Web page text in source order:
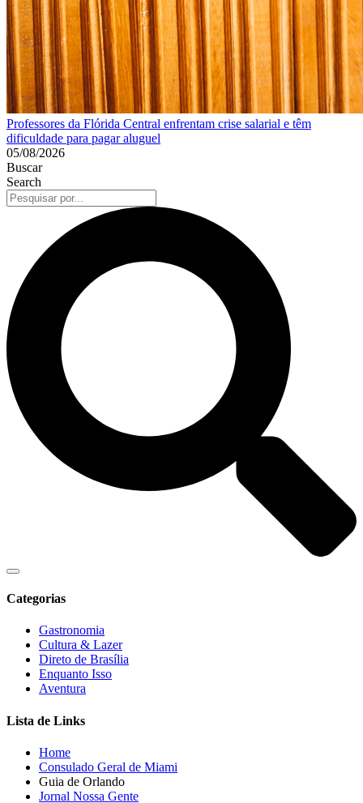
Professores da Flórida Central enfrentam crise salarial e têm
dificuldade para pagar aluguel
05/08/2026
Buscar
Search
Categorias
Gastronomia
Cultura & Lazer
Direto de Brasília
Enquanto Isso
Aventura
Lista de Links
Home
Consulado Geral de Miami
Guia de Orlando
Jornal Nossa Gente